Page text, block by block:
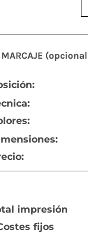
MARCAJE
impresión
fijos